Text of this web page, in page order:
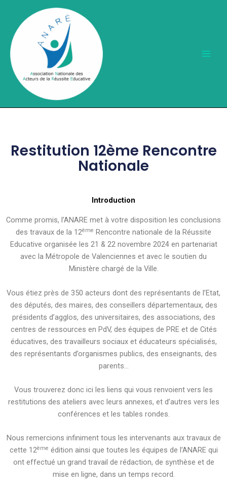
contenu
Restitution 12ème Rencontre
Nationale
Introduction
Comme promis, l’ANARE met à votre disposition les conclusions
des travaux de la 12ème Rencontre nationale de la Réussite
Educative organisée les 21 & 22 novembre 2024 en partenariat
avec la Métropole de Valenciennes et avec le soutien du
Ministère chargé de la Ville.
Vous étiez près de 350 acteurs dont des représentants de l’Etat,
des députés, des maires, des conseillers départementaux, des
présidents d’agglos, des universitaires, des associations, des
centres de ressources en PdV, des équipes de PRE et de Cités
éducatives, des travailleurs sociaux et éducateurs spécialisés,
des représentants d’organismes publics, des enseignants, des
parents…
Vous trouverez donc ici les liens qui vous renvoient vers les
restitutions des ateliers avec leurs annexes, et d’autres vers les
conférences et les tables rondes.
Nous remercions infiniment tous les intervenants aux travaux de
cette 12ème édition ainsi que toutes les équipes de l’ANARE qui
ont effectué un grand travail de rédaction, de synthèse et de
mise en ligne, dans un temps record.